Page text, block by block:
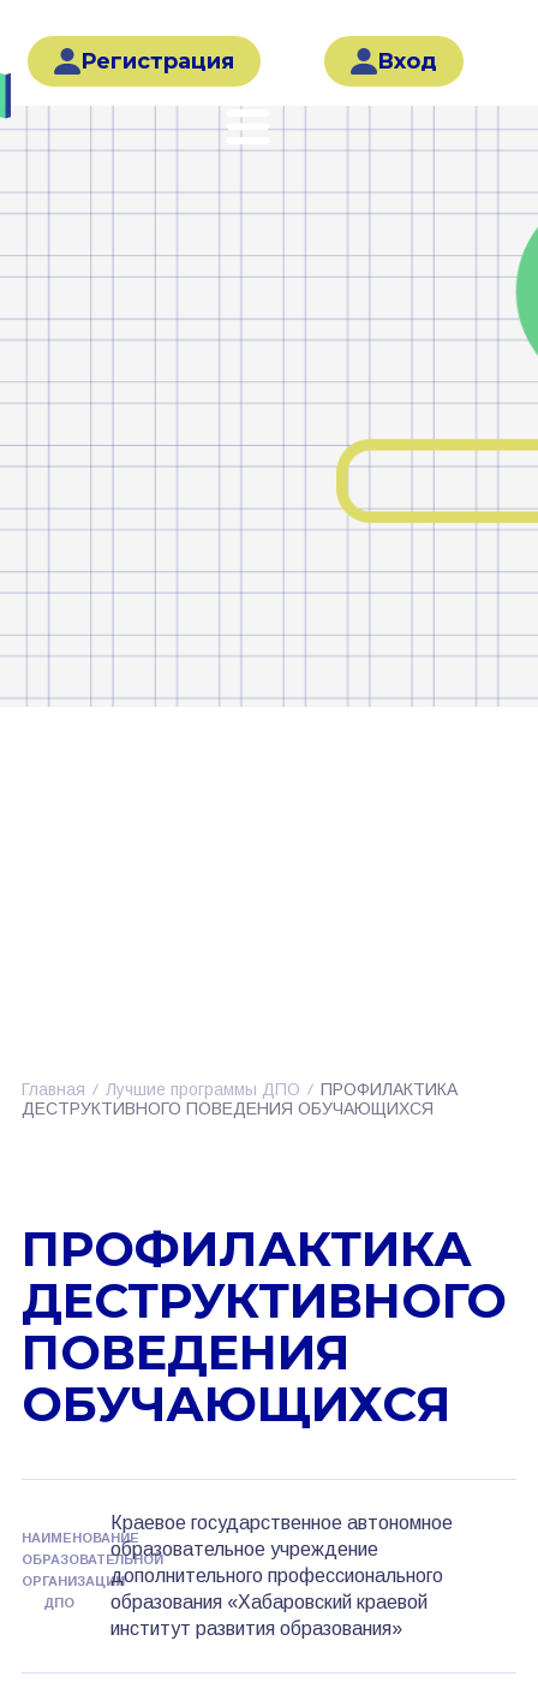
Регистрация Вход
Главная Лучшие программы ДПО
ПРОФИЛАКТИКА
ДЕСТРУКТИВНОГО ПОВЕДЕНИЯ ОБУЧАЮЩИХСЯ
ПРОФИЛАКТИКА
ДЕСТРУКТИВНОГО
ПОВЕДЕНИЯ
ОБУЧАЮЩИХСЯ
НАИМЕНОВАНИЕ
ОБРАЗОВАТЕЛЬНОЙ
ОРГАНИЗАЦИИ
ДПО
Краевое государственное автономное
образовательное учреждение
дополнительного профессионального
образования «Хабаровский краевой
институт развития образования»